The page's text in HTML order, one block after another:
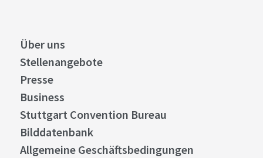
Über uns
Stellenangebote
Presse
Business
Stuttgart Convention Bureau
Bilddatenbank
Allgemeine Geschäftsbedingungen